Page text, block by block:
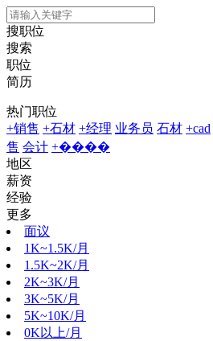
搜职位
搜索
职位
简历
热门职位
+销售 +石材 +经理 业务员 石材 +cad
售 会计 +����
地区
薪资
经验
更多
面议
1K~1.5K/月
1.5K~2K/月
2K~3K/月
3K~5K/月
5K~10K/月
0K以上/月